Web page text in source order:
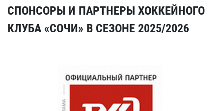
СПОНСОРЫ И ПАРТНЕРЫ ХОККЕЙНОГО
КЛУБА «СОЧИ» В СЕЗОНЕ 2025/2026